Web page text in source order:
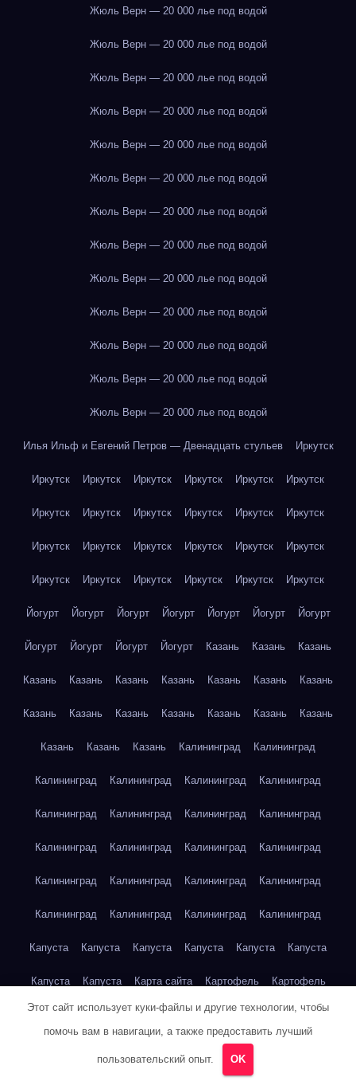
Жюль Верн — 20 000 лье под водой
Жюль Верн — 20 000 лье под водой
Жюль Верн — 20 000 лье под водой
Жюль Верн — 20 000 лье под водой
Жюль Верн — 20 000 лье под водой
Жюль Верн — 20 000 лье под водой
Жюль Верн — 20 000 лье под водой
Жюль Верн — 20 000 лье под водой
Жюль Верн — 20 000 лье под водой
Жюль Верн — 20 000 лье под водой
Жюль Верн — 20 000 лье под водой
Жюль Верн — 20 000 лье под водой
Жюль Верн — 20 000 лье под водой
Илья Ильф и Евгений Петров — Двенадцать стульев Иркутск
Иркутск Иркутск Иркутск Иркутск Иркутск Иркутск
Иркутск Иркутск Иркутск Иркутск Иркутск Иркутск
Иркутск Иркутск Иркутск Иркутск Иркутск Иркутск
Иркутск Иркутск Иркутск Иркутск Иркутск Иркутск
Йогурт Йогурт Йогурт Йогурт Йогурт Йогурт Йогурт
Йогурт Йогурт Йогурт Йогурт Казань Казань Казань
Казань Казань Казань Казань Казань Казань Казань
Казань Казань Казань Казань Казань Казань Казань
Казань Казань Казань Калининград Калининград
Калининград Калининград Калининград Калининград
Калининград Калининград Калининград Калининград
Калининград Калининград Калининград Калининград
Калининград Калининград Калининград Калининград
Калининград Калининград Калининград Калининград
Капуста Капуста Капуста Капуста Капуста Капуста
Капуста Капуста Карта сайта Картофель Картофель
Картофель Картофель Картофель Картофель
Кейптаун
Этот сайт использует куки-файлы и другие технологии, чтобы
помочь вам в навигации, а также предоставить лучший
пользовательский опыт. OK